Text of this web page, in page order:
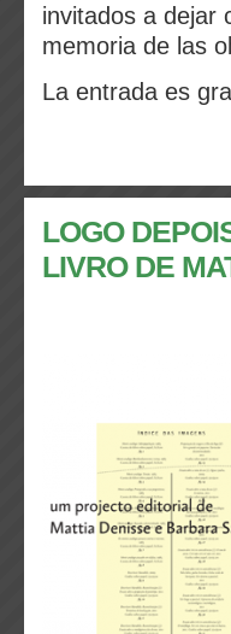
invitados a dejar
memoria de las
La entrada es
LOGO
LIVRO DE